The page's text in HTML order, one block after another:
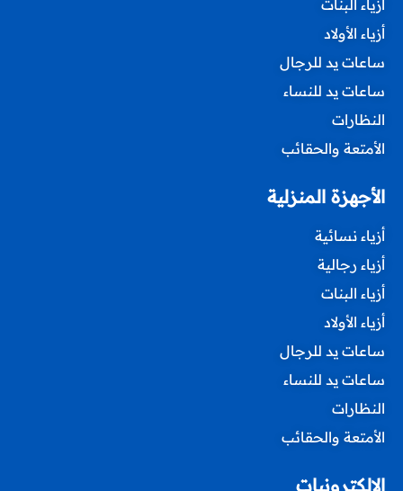
أزياء البنات
أزياء الأولاد
ساعات يد للرجال
ساعات يد للنساء
النظارات
الأمتعة والحقائب
الأجهزة المنزلية
أزياء نسائية
أزياء رجالية
أزياء البنات
أزياء الأولاد
ساعات يد للرجال
ساعات يد للنساء
النظارات
الأمتعة والحقائب
الإلكترونيات